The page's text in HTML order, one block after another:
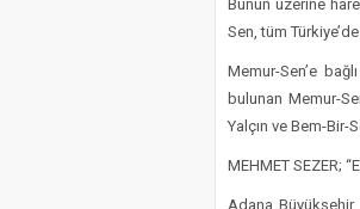
Bunun üzerine
Sen, tüm
Memur-Sen’e
bulunan Memur-
Yalçın ve Bem-Bir-
MEHMET SEZER;
Adana Büyükşehir